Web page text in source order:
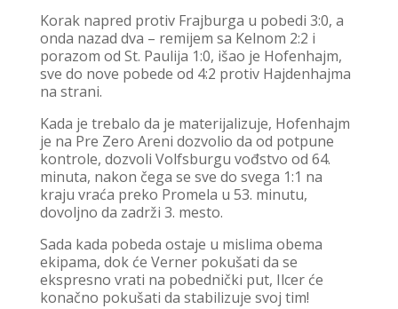
Korak napred protiv Frajburga u pobedi 3:0, a
onda nazad dva – remijem sa Kelnom 2:2 i
porazom od St. Paulija 1:0, išao je Hofenhajm,
sve do nove pobede od 4:2 protiv Hajdenhajma
na strani.
Kada je trebalo da je materijalizuje, Hofenhajm
je na Pre Zero Areni dozvolio da od potpune
kontrole, dozvoli Volfsburgu vođstvo od 64.
minuta, nakon čega se sve do svega 1:1 na
kraju vraća preko Promela u 53. minutu,
dovoljno da zadrži 3. mesto.
Sada kada pobeda ostaje u mislima obema
ekipama, dok će Verner pokušati da se
ekspresno vrati na pobednički put, Ilcer će
konačno pokušati da stabilizuje svoj tim!